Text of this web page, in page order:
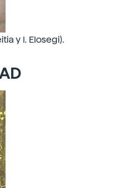
y I. Elosegi).